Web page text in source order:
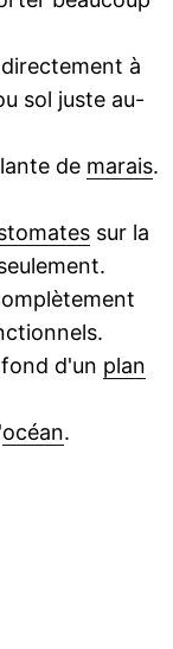
à
sol juste au-
de marais.
sur la
d'un plan
océan.